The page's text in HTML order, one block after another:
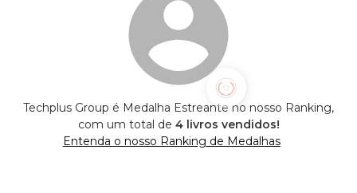
Techplus Group é Medalha Estreante no nosso Ranking,
com um total de 4 livros vendidos!
Entenda o nosso Ranking de Medalhas